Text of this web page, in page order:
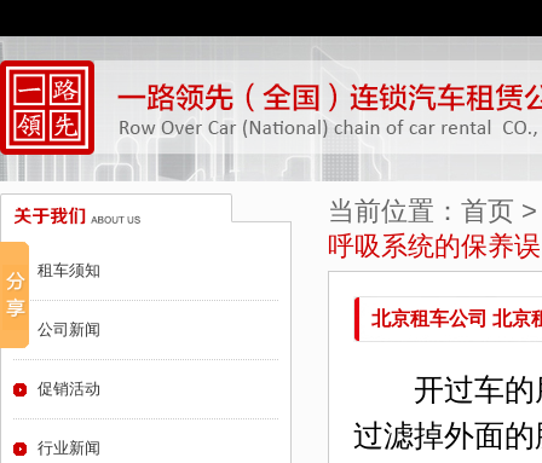
当前位置： 首页
呼吸系统的保养
北京租车公司 北京
开过车的朋
过滤掉外面
租车须知
公司新闻
促销活动
行业新闻